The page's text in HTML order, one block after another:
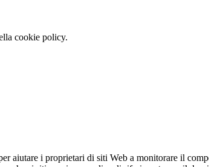
cookie policy.
aiutare i proprietari di siti Web a monitorare il